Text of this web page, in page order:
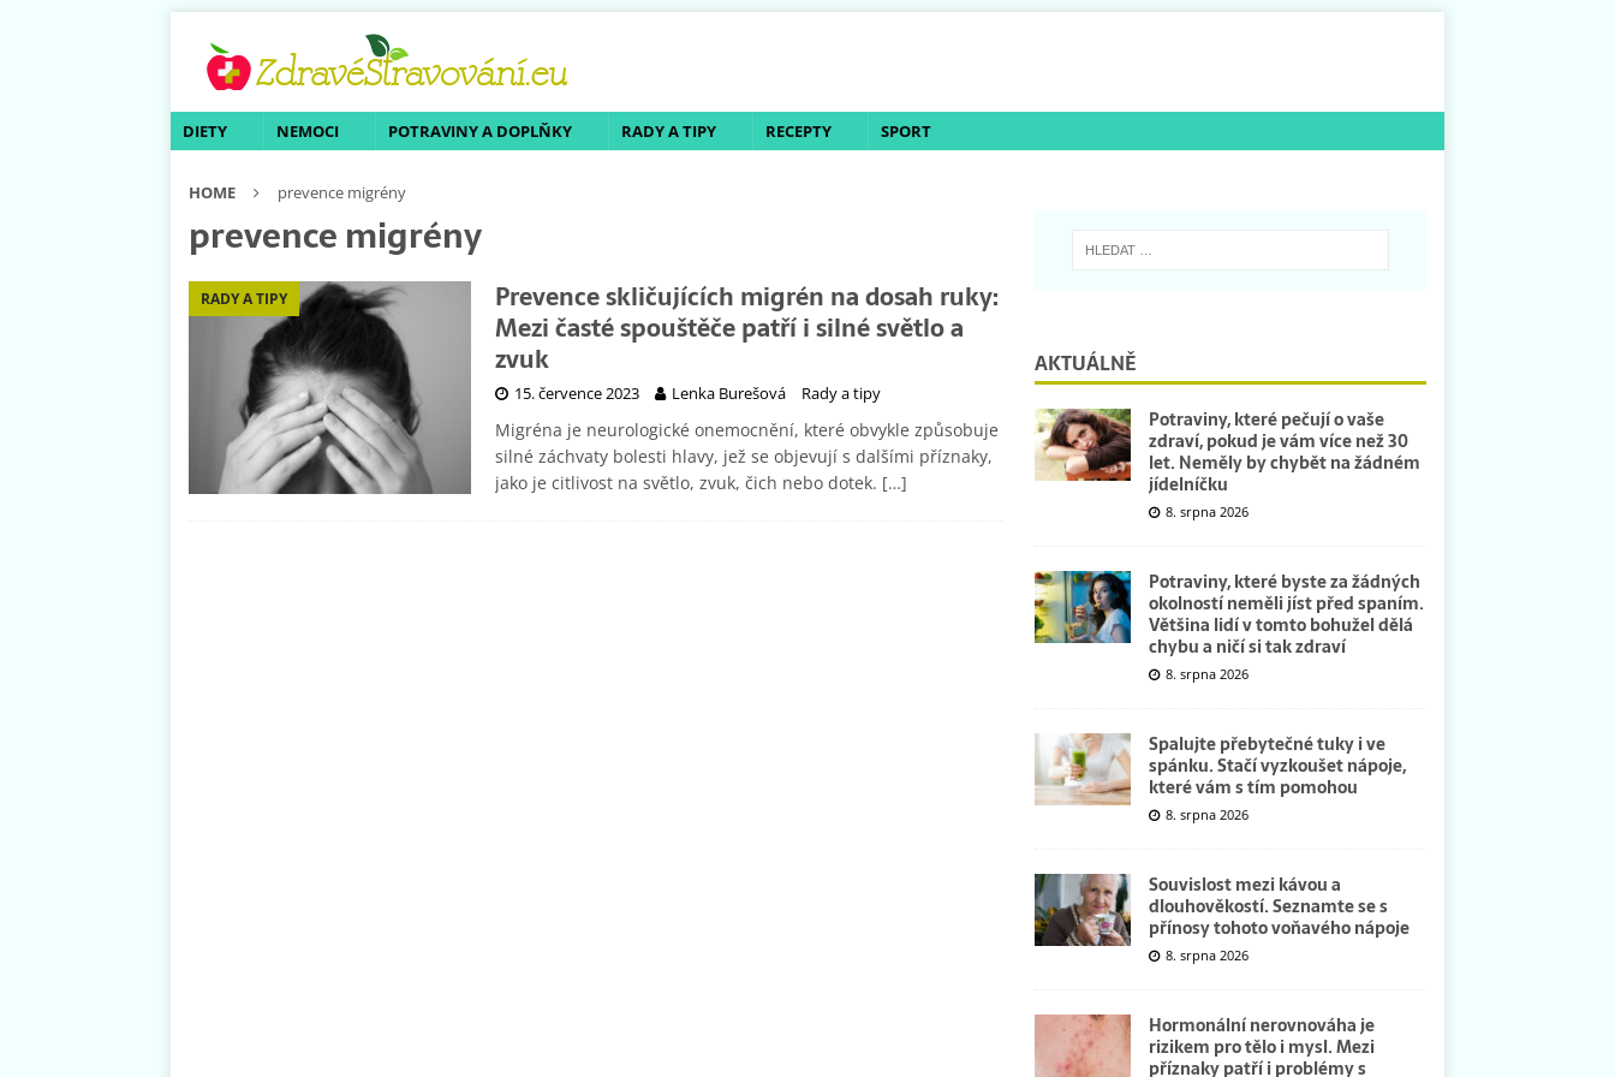
DIETY NEMOCI POTRAVINY A DOPLŇKY RADY A TIPY RECEPTY SPORT
HOME prevence migrény
prevence migrény
RADY A TIPY
Prevence skličujících migrén na dosah ruky:
Mezi časté spouštěče patří i silné světlo a
zvuk
15. července 2023 Lenka Burešová Rady a tipy
Migréna je neurologické onemocnění, které obvykle způsobuje
silné záchvaty bolesti hlavy, jež se objevují s dalšími příznaky,
jako je citlivost na světlo, zvuk, čich nebo dotek. […]
AKTUÁLNĚ
Potraviny, které pečují o vaše
zdraví, pokud je vám více než 30
let. Neměly by chybět na žádném
jídelníčku
8. srpna 2026
Potraviny, které byste za žádných
okolností neměli jíst před spaním.
Většina lidí v tomto bohužel dělá
chybu a ničí si tak zdraví
8. srpna 2026
Spalujte přebytečné tuky i ve
spánku. Stačí vyzkoušet nápoje,
které vám s tím pomohou
8. srpna 2026
Souvislost mezi kávou a
dlouhověkostí. Seznamte se s
přínosy tohoto voňavého nápoje
8. srpna 2026
Hormonální nerovnováha je
rizikem pro tělo i mysl. Mezi
příznaky patří i problémy s